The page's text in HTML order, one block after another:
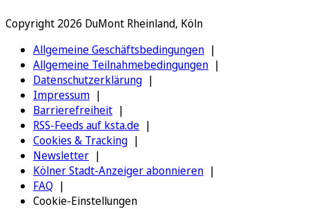
Copyright 2026 DuMont Rheinland, Köln
Allgemeine Geschäftsbedingungen
Allgemeine Teilnahmebedingungen
Datenschutzerklärung
Impressum
Barrierefreiheit
RSS-Feeds auf ksta.de
Cookies & Tracking
Newsletter
Kölner Stadt-Anzeiger abonnieren
FAQ
Cookie-Einstellungen